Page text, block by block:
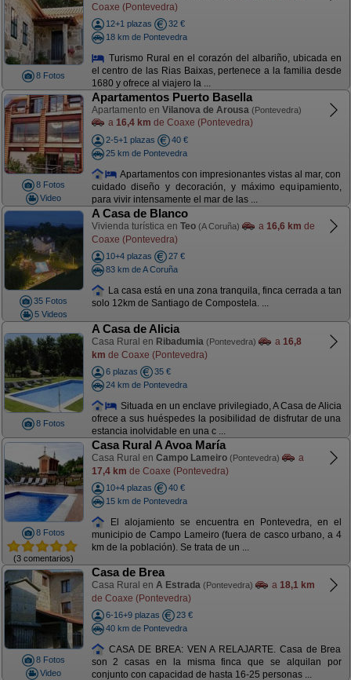
8 Fotos
Coaxe (Pontevedra)
12+1 plazas
32 €
18 km de Pontevedra
Turismo Rural en el corazón del albariño, ubicada en
el centro de las Rias Baixas, pertenece a la familia desde
1680 y ofrece al viajero la ...
8 Fotos
Video
Apartamentos Puerto Basella
Apartamento en Vilanova de Arousa (Pontevedra)
a 16,4 km de Coaxe (Pontevedra)
2-5+1 plazas
40 €
25 km de Pontevedra
Apartamentos con impresionantes vistas al mar, con
cuidado diseño y decoración, y máximo equipamiento,
para vivir intensamente el mar de las ...
35 Fotos
5 Videos
A Casa de Blanco
Vivienda turística en Teo (A Coruña) a 16,6 km de
Coaxe (Pontevedra)
10+4 plazas
27 €
83 km de A Coruña
La casa está en una zona tranquila, finca cerrada a tan
solo 12km de Santiago de Compostela. ...
8 Fotos
A Casa de Alicia
Casa Rural en Ribadumia (Pontevedra) a 16,8
km de Coaxe (Pontevedra)
6 plazas
35 €
24 km de Pontevedra
Situada en un enclave privilegiado, A Casa de Alicia
ofrece a sus huéspedes la posibilidad de disfrutar de una
estancia inolvidable en una c ...
8 Fotos
(3 comentarios)
Casa Rural A Avoa María
Casa Rural en Campo Lameiro (Pontevedra)
a
17,4 km de Coaxe (Pontevedra)
10+4 plazas
40 €
15 km de Pontevedra
El alojamiento se encuentra en Pontevedra, en el
municipio de Campo Lameiro (fuera de casco urbano, a 4
km de la población). Se trata de un ...
8 Fotos
Video
Casa de Brea
Casa Rural en A Estrada (Pontevedra) a 18,1 km
de Coaxe (Pontevedra)
6-16+9 plazas
23 €
40 km de Pontevedra
CASA DE BREA: VEN A RELAJARTE. Casa de Brea
son 2 casas en la misma finca que se alquilan por
conjunto con capacidad de hasta 16-25 personas ...